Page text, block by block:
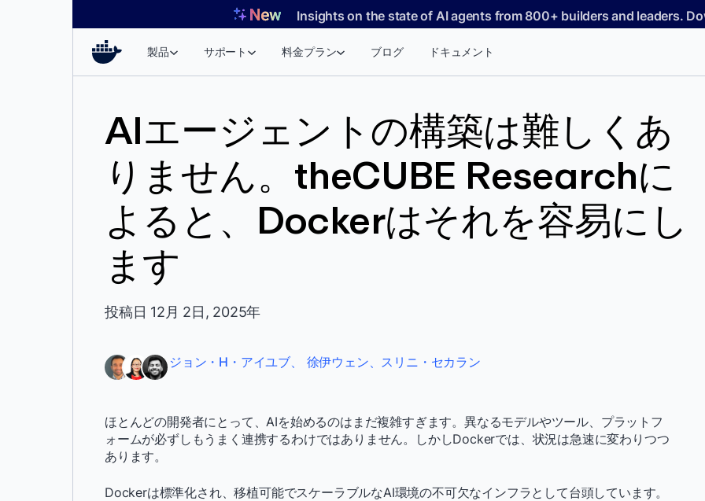
Insights on the state of AI agents from 800+ builders and leaders.
製品 サポート 料金プラン ブログ ドキュメント
AIエージェントの構築は難しくあ
りません。theCUBE Researchに
よると、Dockerはそれを容易にし
ます
投稿日 12月 2日, 2025年
ジョン・H・アイユブ、 徐伊ウェン、 スリニ・セカラン
ほとんどの開発者にとって、AIを始めるのはまだ複雑すぎます。異なるモデルやツール、プラットフ
ォームが必ずしもうまく連携するわけではありません。しかしDockerでは、状況は急速に変わりつつ
あります。
Dockerは標準化され、移植可能でスケーラブルなAI環境の不可欠なインフラとして台頭しています。